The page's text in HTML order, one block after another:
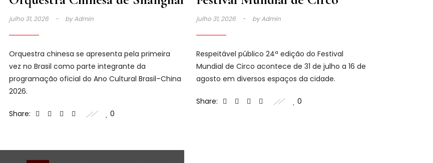
julho 31, 2026 byAdmin
Orquestra chinesa se apresenta pela primeira
vez no Brasil como parte integrante da
programação oficial do Ano Cultural Brasil–China
2026.
Share: 0
julho 31, 2026 byAdmin
Respeitável público 24ª edição do Festival
Mundial de Circo acontece de 31 de julho a 16 de
agosto em diversos espaços da cidade.
Share: 0